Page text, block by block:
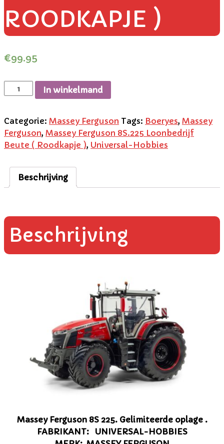
ROODKAPJE )
€99.95
In winkelmand
Categorie: Massey Ferguson Tags: Boeryes, Massey
Ferguson, Massey Ferguson 8S.225 Loonbedrijf
Beute ( Roodkapje ), Universal-Hobbies
Beschrijving
Beschrijving
Massey Ferguson 8S 225. Gelimiteerde oplage .
FABRIKANT: UNIVERSAL-HOBBIES